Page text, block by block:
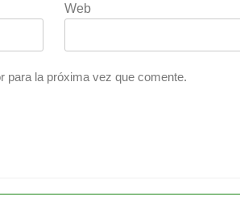
Web
para la próxima vez que comente.